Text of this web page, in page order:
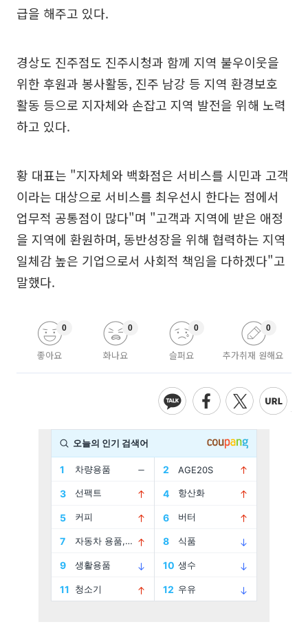
급을 해주고 있다.
경상도 진주점도 진주시청과 함께 지역 불우이웃을
위한 후원과 봉사활동, 진주 남강 등 지역 환경보호
활동 등으로 지자체와 손잡고 지역 발전을 위해 노력
하고 있다.
황 대표는 "지자체와 백화점은 서비스를 시민과 고객
이라는 대상으로 서비스를 최우선시 한다는 점에서
업무적 공통점이 많다"며 "고객과 지역에 받은 애정
을 지역에 환원하며, 동반성장을 위해 협력하는 지역
일체감 높은 기업으로서 사회적 책임을 다하겠다"고
말했다.
좋아요
0
화나요
0
슬퍼요
0
추가취재 원해요
0